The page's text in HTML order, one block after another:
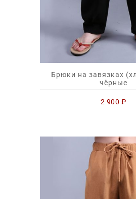
Брюки на завязках
чёрные
2 900 ₽